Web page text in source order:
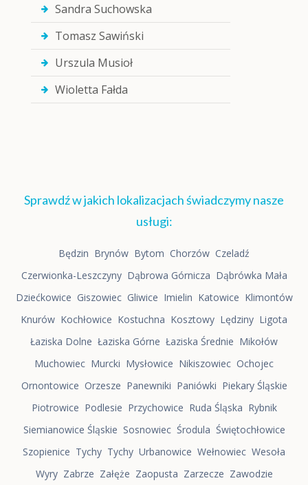
Sandra Suchowska
Tomasz Sawiński
Urszula Musioł
Wioletta Fałda
Sprawdź w jakich lokalizacjach świadczymy nasze
usługi:
Będzin Brynów Bytom Chorzów Czeladź
Czerwionka-Leszczyny Dąbrowa Górnicza Dąbrówka Mała
Dziećkowice Giszowiec Gliwice Imielin Katowice Klimontów
Knurów Kochłowice Kostuchna Kosztowy Lędziny Ligota
Łaziska Dolne Łaziska Górne Łaziska Średnie Mikołów
Muchowiec Murcki Mysłowice Nikiszowiec Ochojec
Ornontowice Orzesze Panewniki Paniówki Piekary Śląskie
Piotrowice Podlesie Przychowice Ruda Śląska Rybnik
Siemianowice Śląskie Sosnowiec Środula Świętochłowice
Szopienice Tychy Tychy Urbanowice Wełnowiec Wesoła
Wyry Zabrze Załęże Zaopusta Zarzecze Zawodzie